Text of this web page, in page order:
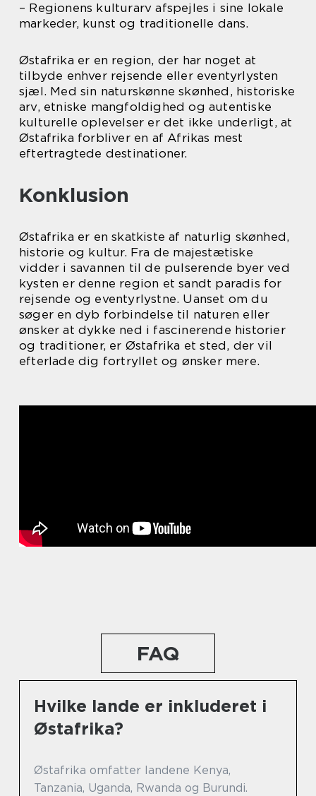
– Regionens kulturarv afspejles i sine lokale
markeder, kunst og traditionelle dans.
Østafrika er en region, der har noget at
tilbyde enhver rejsende eller eventyrlysten
sjæl. Med sin naturskønne skønhed, historiske
arv, etniske mangfoldighed og autentiske
kulturelle oplevelser er det ikke underligt, at
Østafrika forbliver en af Afrikas mest
eftertragtede destinationer.
Konklusion
Østafrika er en skatkiste af naturlig skønhed,
historie og kultur. Fra de majestætiske
vidder i savannen til de pulserende byer ved
kysten er denne region et sandt paradis for
rejsende og eventyrlystne. Uanset om du
søger en dyb forbindelse til naturen eller
ønsker at dykke ned i fascinerende historier
og traditioner, er Østafrika et sted, der vil
efterlade dig fortryllet og ønsker mere.
FAQ
Hvilke lande er inkluderet i
Østafrika?
Østafrika omfatter landene Kenya,
Tanzania, Uganda, Rwanda og Burundi.